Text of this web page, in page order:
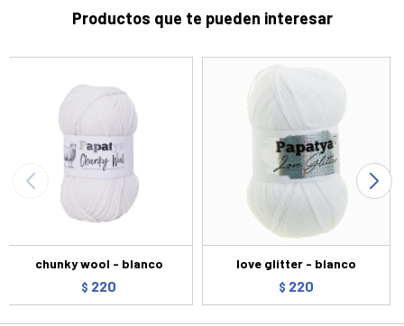
Productos que te pueden interesar
chunky wool - blanco
$ 220
love glitter - blanco
$ 220